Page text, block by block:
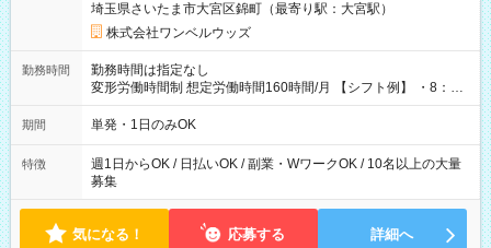
埼玉県さいたま市大宮区錦町（最寄り駅：大宮駅）
株式会社ワンベルウッズ
勤務時間
勤務時間は指定なし
変形労働時間制 想定労働時間160時間/月 【シフト例】 ・8：00
～21：00
期間 単発・1日のみOK
特徴
週1日からOK / 日払いOK / 副業・WワークOK / 10名以上の大量
募集
気になる！ 応募する 詳細へ